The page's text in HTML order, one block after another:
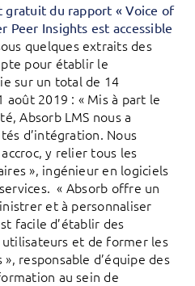
gratuit du rapport « Voice of
Peer Insights est accessible
quelques extraits des
pour établir le
sur un total de 14
août 2019 : « Mis à part le
Absorb LMS nous a
d’intégration. Nous
y relier tous les
», ingénieur en logiciels
« Absorb offre un
et à personnaliser
facile d’établir des
et de former les
responsable d’équipe des
au sein de